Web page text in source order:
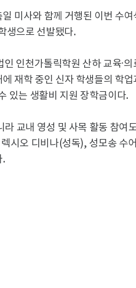
미사와 함께 거행된 이번 수
생으로 선발됐다.
인천가톨릭학원 산하 교육·
재학 중인 신자 학생들의 학
있는 생활비 지원 장학금이다.
교내 영성 및 사목 활동 참여
시오 디비나(성독), 성모송 수
.